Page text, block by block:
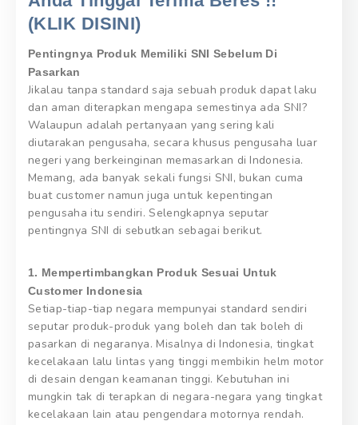
(KLIK DISINI)
Pentingnya Produk Memiliki SNI Sebelum Di
Pasarkan
Jikalau tanpa standard saja sebuah produk dapat laku
dan aman diterapkan mengapa semestinya ada SNI?
Walaupun adalah pertanyaan yang sering kali
diutarakan pengusaha, secara khusus pengusaha luar
negeri yang berkeinginan memasarkan di Indonesia.
Memang, ada banyak sekali fungsi SNI, bukan cuma
buat customer namun juga untuk kepentingan
pengusaha itu sendiri. Selengkapnya seputar
pentingnya SNI di sebutkan sebagai berikut.
1. Mempertimbangkan Produk Sesuai Untuk
Customer Indonesia
Setiap-tiap-tiap negara mempunyai standard sendiri
seputar produk-produk yang boleh dan tak boleh di
pasarkan di negaranya. Misalnya di Indonesia, tingkat
kecelakaan lalu lintas yang tinggi membikin helm motor
di desain dengan keamanan tinggi. Kebutuhan ini
mungkin tak di terapkan di negara-negara yang tingkat
kecelakaan lain atau pengendara motornya rendah.